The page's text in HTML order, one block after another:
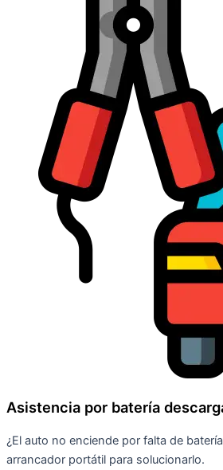
Asistencia por batería
¿El auto no enciende por falta de
arrancador portátil para solucionarlo.